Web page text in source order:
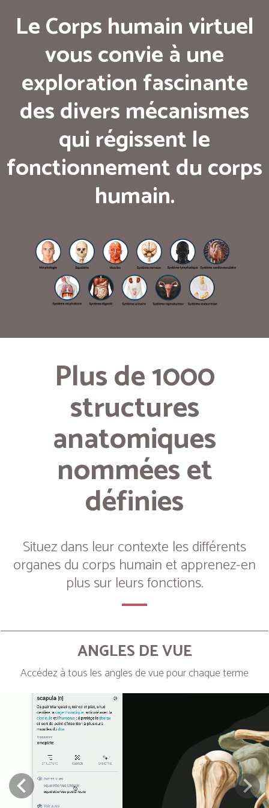
Le Corps humain virtuel
vous convie à une
exploration fascinante
des divers mécanismes
qui régissent le
fonctionnement du corps
humain.
Plus de 1000
structures
anatomiques
nommées et
définies
Situez dans leur contexte les différents
organes du corps humain et apprenez-en
plus sur leurs fonctions.
ANGLES DE VUE
Accédez à tous les angles de vue pour chaque terme